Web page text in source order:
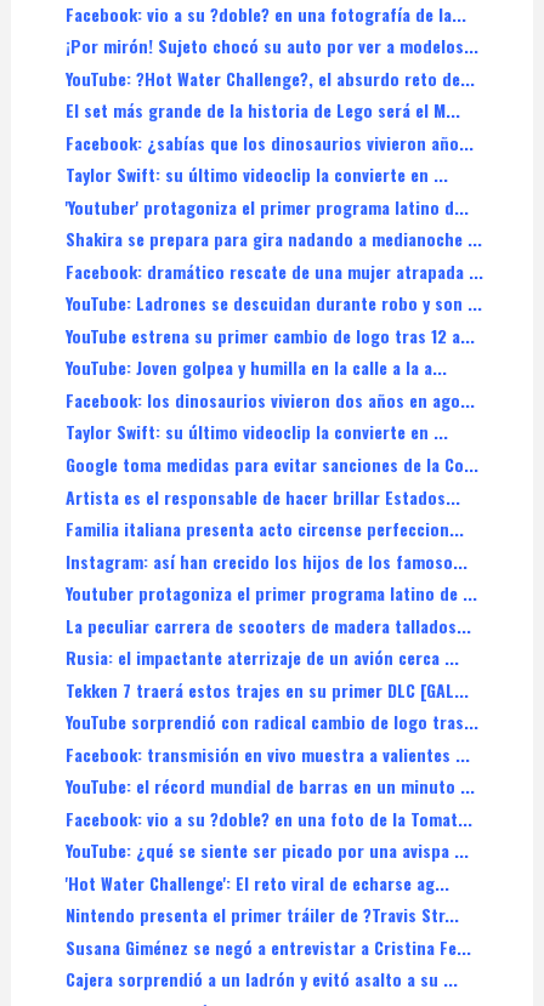
Facebook: vio a su ?doble? en una fotografía de la...
¡Por mirón! Sujeto chocó su auto por ver a modelos...
YouTube: ?Hot Water Challenge?, el absurdo reto de...
El set más grande de la historia de Lego será el M...
Facebook: ¿sabías que los dinosaurios vivieron año...
Taylor Swift: su último videoclip la convierte en ...
'Youtuber' protagoniza el primer programa latino d...
Shakira se prepara para gira nadando a medianoche ...
Facebook: dramático rescate de una mujer atrapada ...
YouTube: Ladrones se descuidan durante robo y son ...
YouTube estrena su primer cambio de logo tras 12 a...
YouTube: Joven golpea y humilla en la calle a la a...
Facebook: los dinosaurios vivieron dos años en ago...
Taylor Swift: su último videoclip la convierte en ...
Google toma medidas para evitar sanciones de la Co...
Artista es el responsable de hacer brillar Estados...
Familia italiana presenta acto circense perfeccion...
Instagram: así han crecido los hijos de los famoso...
Youtuber protagoniza el primer programa latino de ...
La peculiar carrera de scooters de madera tallados...
Rusia: el impactante aterrizaje de un avión cerca ...
Tekken 7 traerá estos trajes en su primer DLC [GAL...
YouTube sorprendió con radical cambio de logo tras...
Facebook: transmisión en vivo muestra a valientes ...
YouTube: el récord mundial de barras en un minuto ...
Facebook: vio a su ?doble? en una foto de la Tomat...
YouTube: ¿qué se siente ser picado por una avispa ...
'Hot Water Challenge': El reto viral de echarse ag...
Nintendo presenta el primer tráiler de ?Travis Str...
Susana Giménez se negó a entrevistar a Cristina Fe...
Cajera sorprendió a un ladrón y evitó asalto a su ...